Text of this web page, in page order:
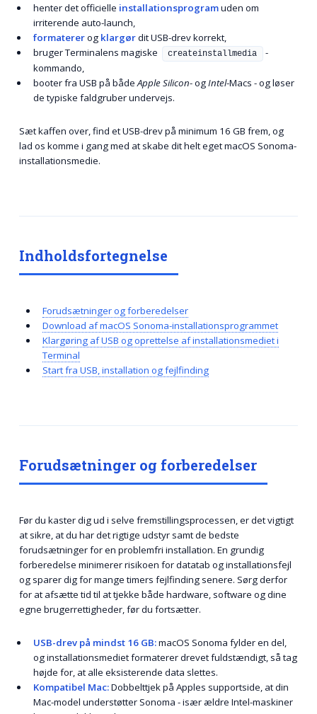
henter det officielle installationsprogramuden om
irriterende auto-launch,
formatererog klargørdit USB-drev korrekt,
bruger Terminalens magiske
createinstallmedia
-
kommando,
booter fra USB på både Apple Silicon- ogIntel-Macs - og løser
de typiske faldgruber undervejs.
Sæt kaffen over, find et USB-drev på minimum 16 GB frem, og
lad os komme i gang med at skabe dit helt eget macOS Sonoma-
installationsmedie.
Forudsætninger og forberedelser
Før du kaster dig ud i selve fremstillingsprocessen, er det vigtigt
at sikre, at du har det rigtige udstyr samt de bedste
forudsætninger for en problemfri installation. En grundig
forberedelse minimerer risikoen for datatab og installationsfejl
og sparer dig for mange timers fejlfinding senere. Sørg derfor
for at afsætte tid til at tjekke både hardware, software og dine
egne brugerrettigheder, før du fortsætter.
USB-drev på mindst 16 GB:macOS Sonoma fylder en del,
og installationsmediet formaterer drevet fuldstændigt, så tag
højde for, at alle eksisterende data slettes.
Kompatibel Mac:Dobbelttjek på Apples supportside, at din
Mac-model understøtter Sonoma - især ældre Intel-maskiner
Indholdsfortegnelse
Forudsætninger og forberedelser
Download af macOS Sonoma-installationsprogrammet
Klargøring af USB og oprettelse af installationsmediet i
Terminal
Start fra USB, installation og fejlfinding